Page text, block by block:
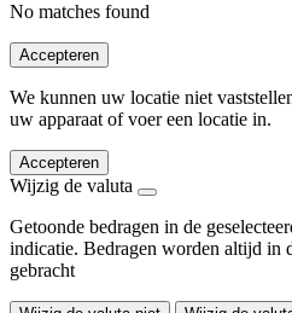
No matches found
Accepteren
We kunnen uw locatie niet
uw apparaat of voer een locatie in.
Accepteren
Wijzig de valuta
Getoonde bedragen in de
indicatie. Bedragen worden altijd in
gebracht